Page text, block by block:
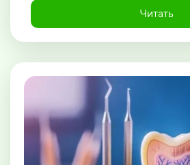
Читать